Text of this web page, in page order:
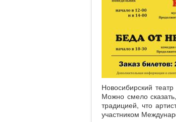
Новосибирский
Можно смело
традицией, что
участником